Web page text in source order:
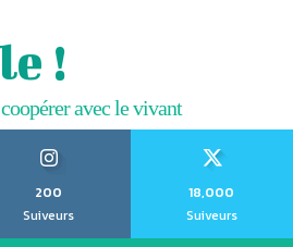
!
avec le vivant
200
Suiveurs
18,000
Suiveurs